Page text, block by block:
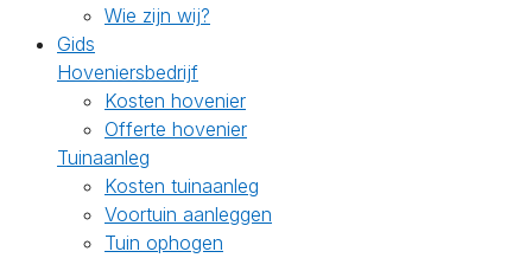
Wie zijn wij?
Gids
Hoveniersbedrijf
Kosten hovenier
Offerte hovenier
Tuinaanleg
Kosten tuinaanleg
Voortuin aanleggen
Tuin ophogen